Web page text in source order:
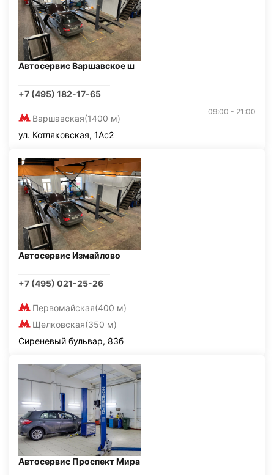
Автосервис Варшавское ш
+7 (495) 182-17-65
Варшавская(1400 м)
09:00 - 21:00
ул. Котляковская, 1Ас2
Автосервис Измайлово
+7 (495) 021-25-26
Первомайская(400 м)
Щелковская(350 м)
Сиреневый бульвар, 83б
Автосервис Проспект Мира